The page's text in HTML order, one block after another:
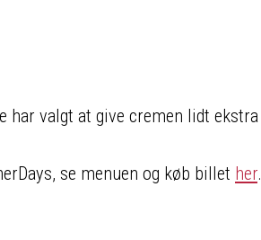
har valgt at give cremen lidt ekstra
se menuen og køb billet her.